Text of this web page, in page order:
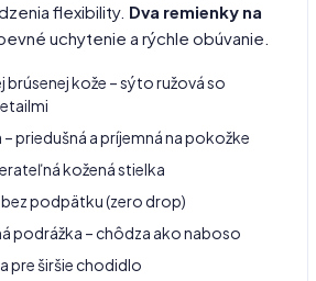
flexibility. Dva remienky na
uchytenie a rýchle obúvanie.
brúsenej kože – sýto ružová so
priedušná a príjemná na pokožke
kožená stielka
podpätku (zero drop)
podrážka – chôdza ako naboso
pre širšie chodidlo